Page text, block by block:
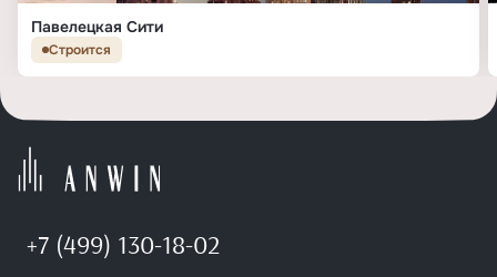
Павелецкая Сити
Строится
+7 (499) 130-18-02